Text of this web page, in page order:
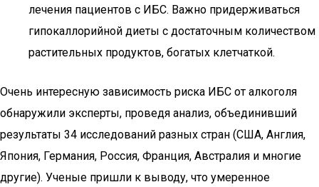
лечения пациентов с ИБС. Важно придерживаться
гипокаллорийной диеты с достаточным количеством
растительных продуктов, богатых клетчаткой.
Очень интересную зависимость риска ИБС от алкоголя
обнаружили эксперты, проведя анализ, объединивший
результаты 34 исследований разных стран (США, Англия,
Япония, Германия, Россия, Франция, Австралия и многие
другие). Ученые пришли к выводу, что умеренное